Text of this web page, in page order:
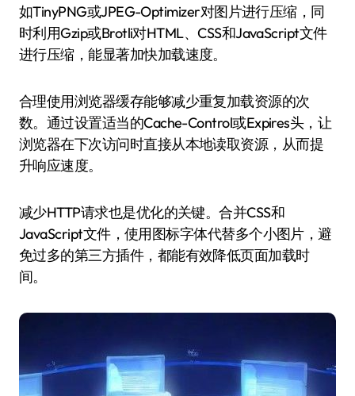
如TinyPNG或JPEG-Optimizer对图片进行压缩，同
时利用Gzip或Brotli对HTML、CSS和JavaScript文件
进行压缩，能显著加快加载速度。
合理使用浏览器缓存能够减少重复加载资源的次
数。通过设置适当的Cache-Control或Expires头，让
浏览器在下次访问时直接从本地读取资源，从而提
升响应速度。
减少HTTP请求也是优化的关键。合并CSS和
JavaScript文件，使用图标字体代替多个小图片，避
免过多的第三方插件，都能有效降低页面加载时
间。